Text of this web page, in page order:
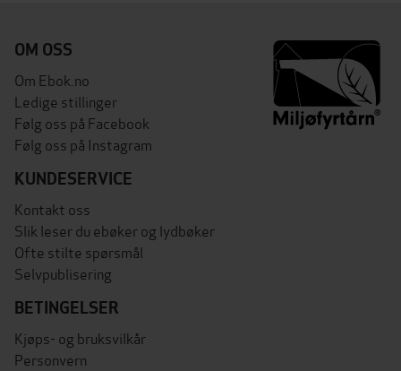
OM OSS
Om Ebok.no
Ledige stillinger
Følg oss på Facebook
Følg oss på Instagram
KUNDESERVICE
Kontakt oss
Slik leser du ebøker og lydbøker
Ofte stilte spørsmål
Selvpublisering
BETINGELSER
Kjøps- og bruksvilkår
Personvern